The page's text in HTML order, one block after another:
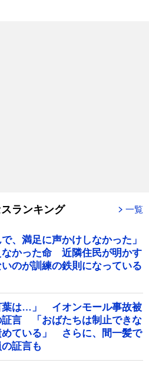
ランキング 一覧
、満足に声かけしなかった」
なかった命 近隣住民が明かす
いのが訓練の鉄則になっている
葉は…」 イオンモール事故被
証言 「おばたちは制止できな
めている」 さらに、間一髪で
証言も